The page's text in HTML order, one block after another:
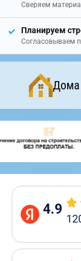
Сверяем
Планируем
Согласовываем
Дома
4.9